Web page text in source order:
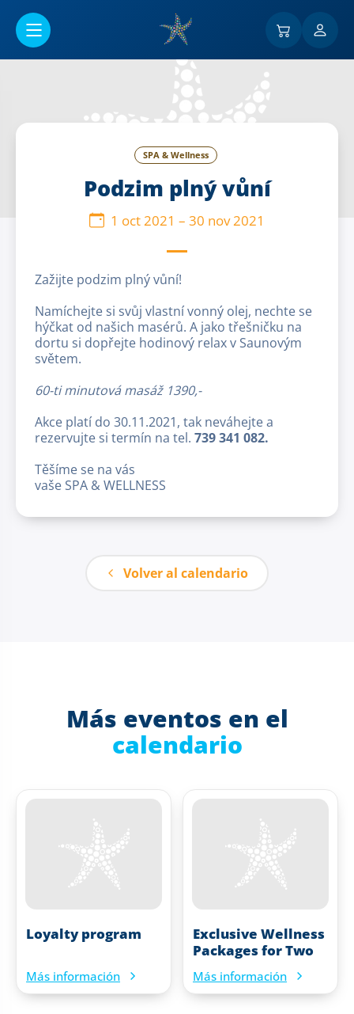
SPA & Wellness
Podzim plný vůní
1 oct 2021 – 30 nov 2021
Zažijte podzim plný vůní!
Namíchejte si svůj vlastní vonný olej, nechte se
hýčkat od našich masérů. A jako třešničku na
dortu si dopřejte hodinový relax v Saunovým
světem.
60-ti minutová masáž 1390,-
Akce platí do 30.11.2021, tak neváhejte a
rezervujte si termín na tel. 739 341 082.
Těšíme se na vás
vaše SPA & WELLNESS
Volver al calendario
Más eventos en el
calendario
Loyalty program
Más información
Exclusive Wellness
Packages for Two
Más información